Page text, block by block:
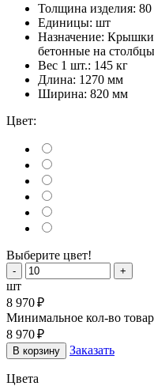
Толщина изделия:
Единицы: шт
Назначение: Крышки
бетонные на столбцы
Вес 1 шт.: 145 кг
Длина: 1270 мм
Ширина: 820 мм
Цвет:
Выберите цвет!
шт
8 970₽
Минимальное кол-во
8 970₽
В корзину Заказать
Цвета